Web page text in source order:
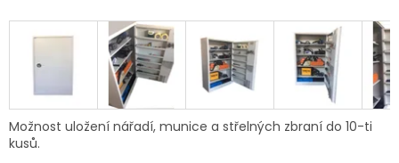
Možnost uložení nářadí, munice a střelných zbraní do 10-ti
kusů.